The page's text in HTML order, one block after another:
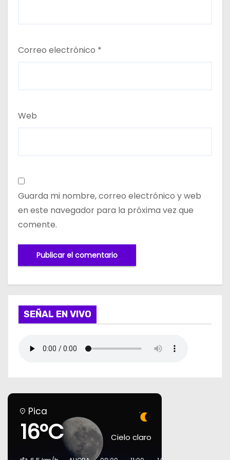
Correo electrónico *
Web
Guarda mi nombre, correo electrónico y web
en este navegador para la próxima vez que
comente.
SEÑAL EN VIVO
Pica
16°C Cielo claro